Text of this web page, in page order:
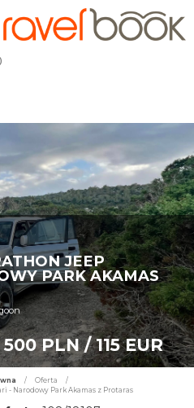
JEEP
PARK AKAMAS
500 PLN / 115 EUR
/ Oferta
/
- Narodowy Park Akamas z Protaras